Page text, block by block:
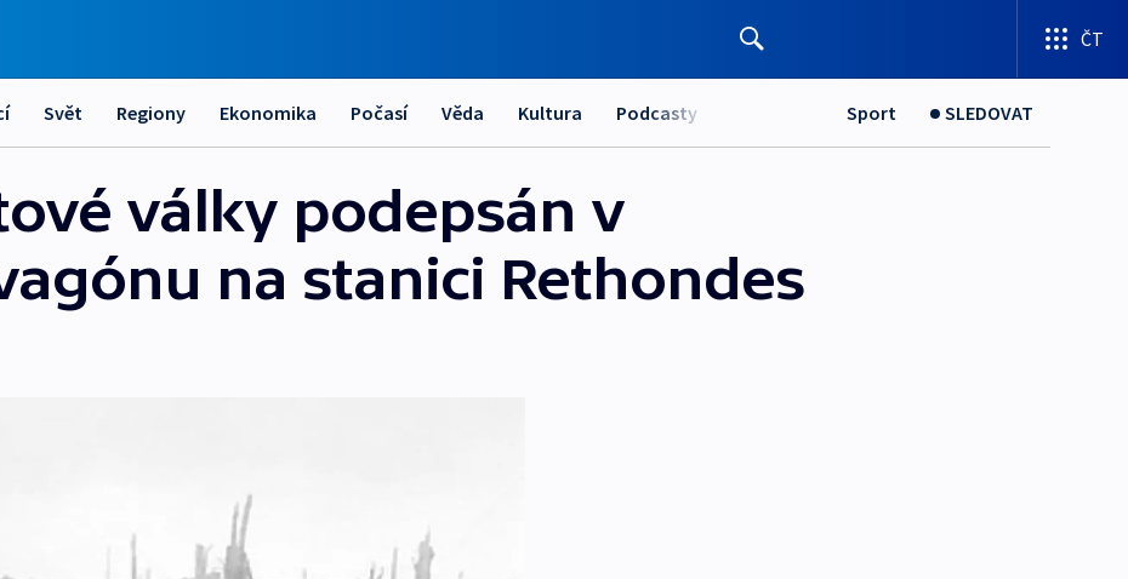
ČT
Svět Regiony Ekonomika Počasí Věda Kultura Podcasty Sport SLEDOVAT
války podepsán v
na stanici Rethondes